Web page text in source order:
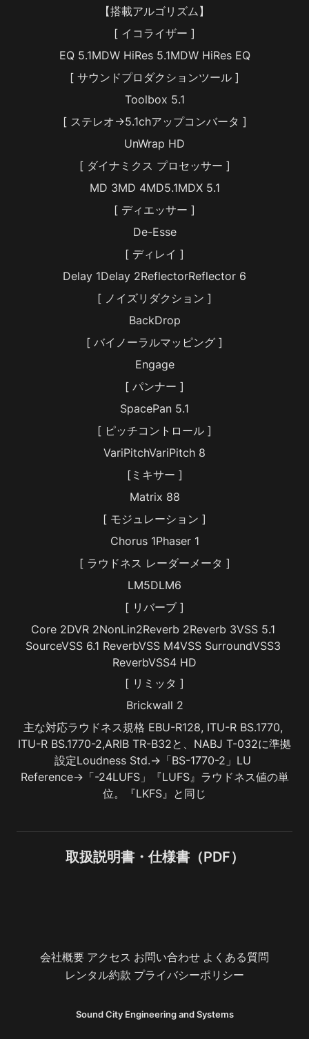
【搭載アルゴリズム】
[ イコライザー ]
EQ 5.1MDW HiRes 5.1MDW HiRes EQ
[ サウンドプロダクションツール ]
Toolbox 5.1
[ ステレオ→5.1chアップコンバータ ]
UnWrap HD
[ ダイナミクス プロセッサー ]
MD 3MD 4MD5.1MDX 5.1
[ ディエッサー ]
De-Esse
[ ディレイ ]
Delay 1Delay 2ReflectorReflector 6
[ ノイズリダクション ]
BackDrop
[ バイノーラルマッピング ]
Engage
[ パンナー ]
SpacePan 5.1
[ ピッチコントロール ]
VariPitchVariPitch 8
[ミキサー ]
Matrix 88
[ モジュレーション ]
Chorus 1Phaser 1
[ ラウドネス レーダーメータ ]
LM5DLM6
[ リバーブ ]
Core 2DVR 2NonLin2Reverb 2Reverb 3VSS 5.1
SourceVSS 6.1 ReverbVSS M4VSS SurroundVSS3
ReverbVSS4 HD
[ リミッタ ]
Brickwall 2
主な対応ラウドネス規格 EBU-R128, ITU-R BS.1770,
ITU-R BS.1770-2,ARIB TR-B32と、NABJ T-032に準拠
設定Loudness Std.→「BS-1770-2」LU
Reference→「-24LUFS」『LUFS』ラウドネス値の単
位。『LKFS』と同じ
取扱説明書・仕様書（PDF）
Sound City Engineering and Systems
会社概要 アクセス お問い合わせ よくある質問
レンタル約款 プライバシーポリシー